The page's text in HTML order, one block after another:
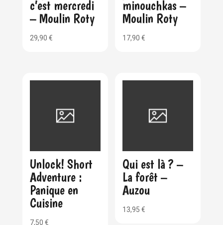
c’est mercredi
– Moulin Roty
29,90 €
minouchkas –
Moulin Roty
17,90€
Unlock! Short
Adventure :
Panique en
Cuisine
7,50 €
Qui est là ? –
La forêt –
Auzou
13,95€